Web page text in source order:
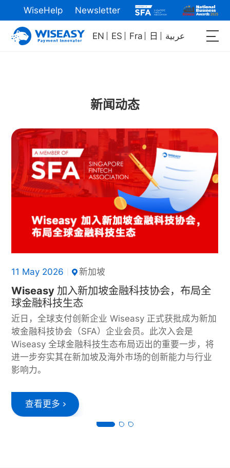
WiseHelp Newsletter
EN ES Fra 日 عربية
新闻动态
08 Dec 2025 新加坡
Wiseasy 于 2025 新加坡金融科技节发布
RX 智能金融读卡器
在 2025 新加坡金融科技节（SFF 2025）现场，
Wiseasy正式推出 RX 智能金融读卡器。这款便携式
智能设备专为快速、可靠的移动支付场景设计，标志
着公司在赋能商户 “移动优先” 的商业环境、实现灵活
经营等方面迈出全新步伐。
查看更多
11 May 2026 新加坡
Wiseasy 加入新加坡金融科技协会，布局全
球金融科技生态
近日，全球支付创新企业 Wiseasy 正式获批成为新加
坡金融科技协会（SFA）企业会员。此次入会是
Wiseasy 全球金融科技生态布局迈出的重要一步，将
进一步夯实其在新加坡及海外市场的创新能力与行业
影响力。
查看更多
12 Mar 2026 新加坡
十三载聚力笃行，用创新重塑想象
近日，全球支付创新企业 Wiseasy 迎来十三周年庆。
公司全球同仁齐聚一堂，回望发展历程，共绘未来发
展蓝图。
查看更多
08 Dec 2025 新加坡
Wiseasy 于 2025 新加坡金融科技节发布
RX 智能金融读卡器
在 2025 新加坡金融科技节（SFF 2025）现场，
Wiseasy正式推出 RX 智能金融读卡器。这款便携式
智能设备专为快速、可靠的移动支付场景设计，标志
着公司在赋能商户 “移动优先” 的商业环境、实现灵活
经营等方面迈出全新步伐。
查看更多
11 May 2026 新加坡
Wiseasy 加入新加坡金融科技协会，布局全
球金融科技生态
近日，全球支付创新企业 Wiseasy 正式获批成为新加
坡金融科技协会（SFA）企业会员。此次入会是
Wiseasy 全球金融科技生态布局迈出的重要一步，将
进一步夯实其在新加坡及海外市场的创新能力与行业
影响力。
查看更多